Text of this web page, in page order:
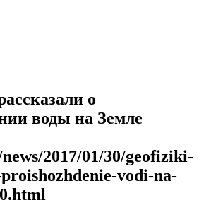
о
воды на Земле
2017/01/30/geofiziki-
vodi-na-